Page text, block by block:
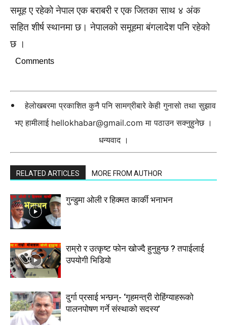
समूह ए रहेको नेपाल एक बराबरी र एक जितका साथ ४ अंक
सहित शीर्ष स्थानमा छ। नेपालको समूहमा बंगलादेश पनि रहेको
छ ।
Comments
हेलोखबरमा प्रकाशित कुनै पनि सामग्रीबारे केही गुनासो तथा सुझाव
भए हामीलाई hellokhabar@gmail.com मा पठाउन सक्नुहुनेछ ।
धन्यवाद ।
RELATED ARTICLES MORE FROM AUTHOR
गुन्डुमा ओली र हिक्मत कार्की भनाभन
राम्रो र उत्कृष्ट फोन खोज्दै हुनुहुन्छ ? तपाईलाई
उपयोगी भिडियो
दुर्गा प्रसाई भन्छन्- ‘गृहमन्त्री रोहिंग्याहरूको
पालनपोषण गर्ने संस्थाको सदस्य’